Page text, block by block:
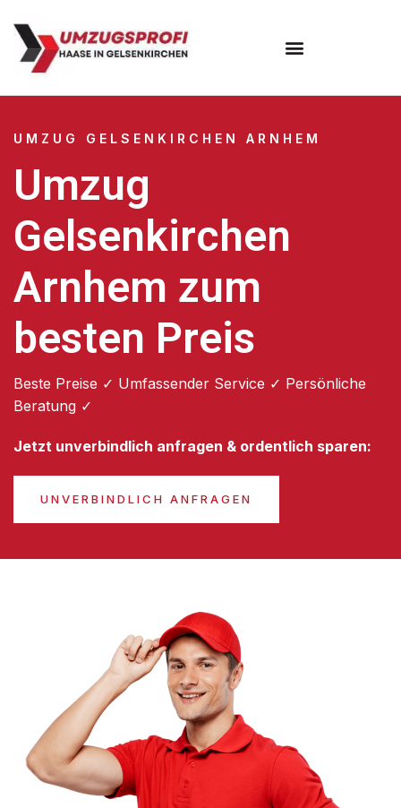
UMZUG GELSENKIRCHEN ARNHEM
Umzug
Gelsenkirchen
Arnhem zum
besten Preis
Beste Preise ✓ Umfassender Service ✓ Persönliche
Beratung ✓
Jetzt unverbindlich anfragen & ordentlich sparen:
UNVERBINDLICH ANFRAGEN